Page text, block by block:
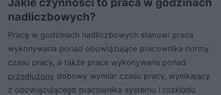
nadliczbowych?
Pracę w godzinach nadliczbowych stanowi praca
wykonywana ponad obowiązujące pracownika normy
czasu pracy, a także praca wykonywana ponad
przedłużony dobowy wymiar czasu pracy, wynikający
z obowiązującego pracownika systemu i rozkładu